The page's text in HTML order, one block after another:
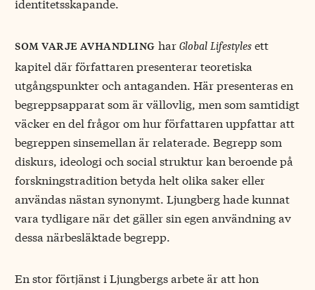
identitetsskapande.
som varje avhandling har Global Lifestylesett
kapitel där författaren presenterar teoretiska
utgångspunkter och antaganden. Här presenteras en
begreppsapparat som är vällovlig, men som samtidigt
väcker en del frågor om hur författaren uppfattar att
begreppen sinsemellan är relaterade. Begrepp som
diskurs, ideologi och social struktur kan beroende på
forskningstradition betyda helt olika saker eller
användas nästan synonymt. Ljungberg hade kunnat
vara tydligare när det gäller sin egen användning av
dessa närbesläktade begrepp.
En stor förtjänst i Ljungbergs arbete är att hon